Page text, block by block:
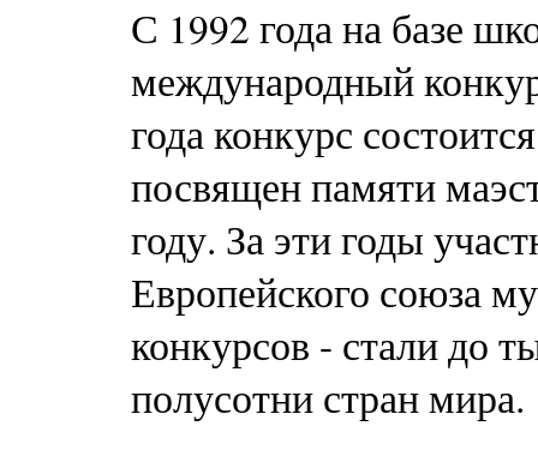
С 1992 года на базе
международный
года конкурс
посвящен памяти
году. За эти годы
Европейского союза
конкурсов - стали до
полусотни стран мира.